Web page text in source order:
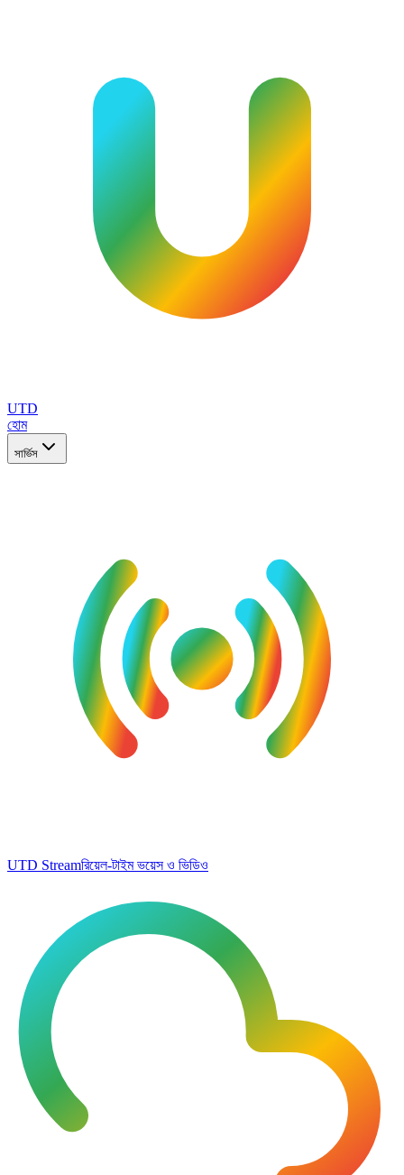
UTD
হোম
সার্ভিস
UTD Streamরিয়েল-টাইম ভয়েস ও ভিডিও